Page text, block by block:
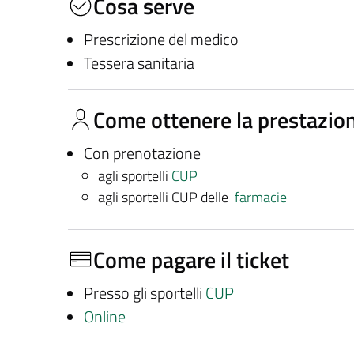
Prescrizione del medico
Tessera sanitaria
Come ottenere la
Con prenotazione
agli sportelli CUP
agli sportelli CUP delle farmacie
Come pagare il ticket
Presso gli sportelli CUP
Online